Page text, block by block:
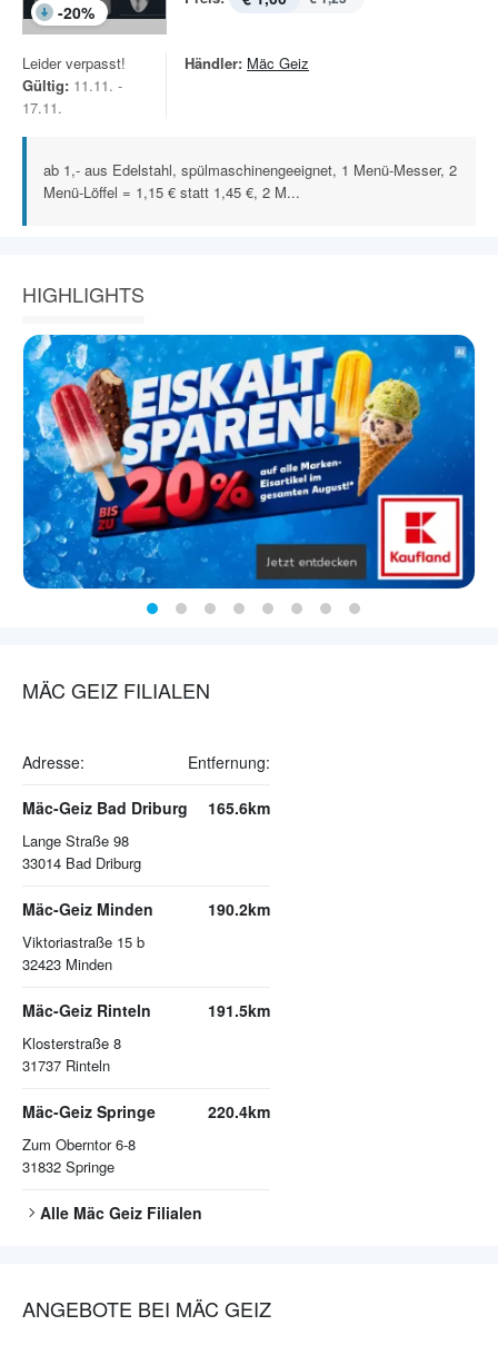
-20%
Leider verpasst!
Gültig: 11.11. -
17.11.
Händler: Mäc Geiz
ab 1,- aus Edelstahl, spülmaschinengeeignet, 1 Menü-Messer, 2
Menü-Löffel = 1,15 € statt 1,45 €, 2 M...
HIGHLIGHTS
MÄC GEIZ FILIALEN
Adresse: Entfernung:
Mäc-Geiz Bad Driburg
Lange Straße 98
33014 Bad Driburg
165.6km
Mäc-Geiz Minden
Viktoriastraße 15 b
32423 Minden
190.2km
Mäc-Geiz Rinteln
Klosterstraße 8
31737 Rinteln
191.5km
Mäc-Geiz Springe
Zum Oberntor 6-8
31832 Springe
220.4km
Alle Mäc Geiz Filialen
ANGEBOTE BEI MÄC GEIZ